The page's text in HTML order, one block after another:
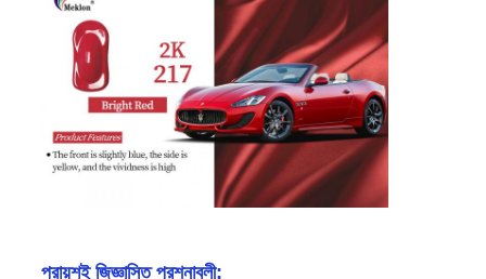
প্রায়শই জিজ্ঞাসিত প্রশ্নাবলী: